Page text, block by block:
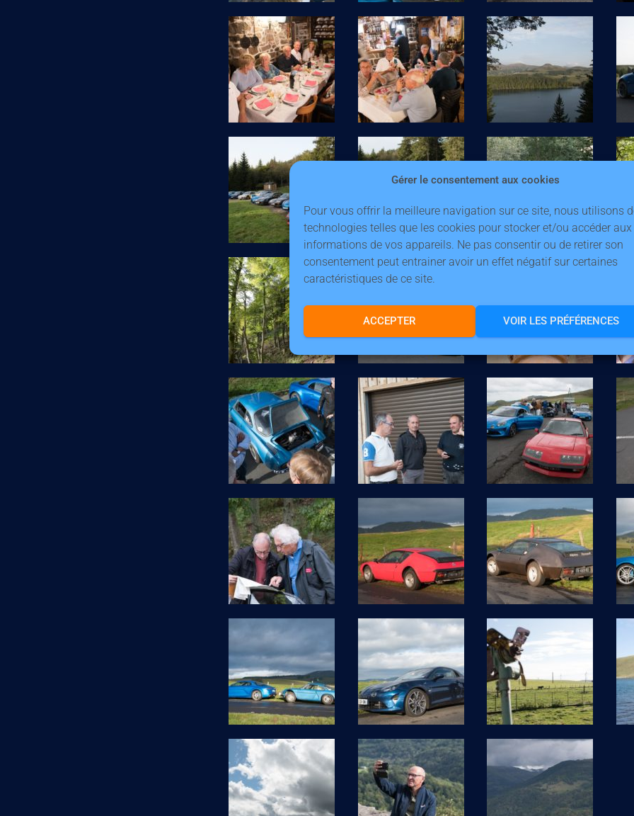
Gérer le consentement aux cookies
Pour vous offrir la meilleure navigation sur ce site, nous utilisons
technologies telles que les cookies pour stocker et/ou accéder aux
informations de vos appareils. Ne pas consentir ou de retirer son
consentement peut entrainer avoir un effet négatif sur certaines
caractéristiques de ce site.
ACCEPTER VOIR LES PRÉFÉRENCES